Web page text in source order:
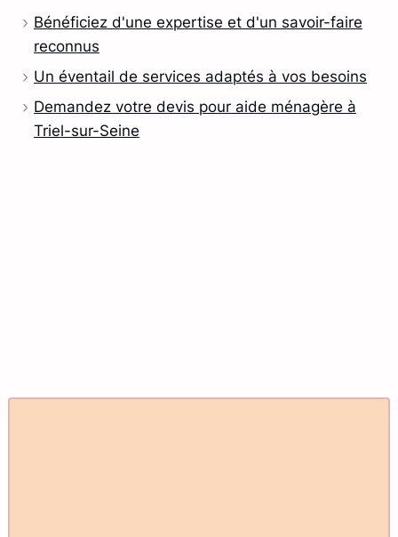
Bénéficiez d'une expertise et d'un savoir-faire
reconnus
Un éventail de services adaptés à vos besoins
Demandez votre devis pour aide ménagère à
Triel-sur-Seine